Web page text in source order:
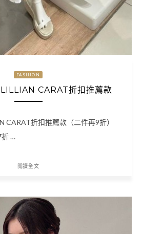
FASHION
CARAT折扣推薦款
CARAT折扣推薦款（二件再9折）
折 …
閱讀全文